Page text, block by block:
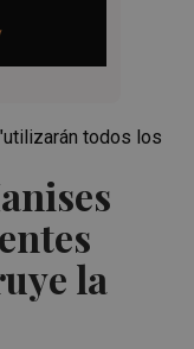
la
todos los